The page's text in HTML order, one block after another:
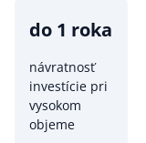
do 1 roka
návratnosť
investície pri
vysokom
objeme